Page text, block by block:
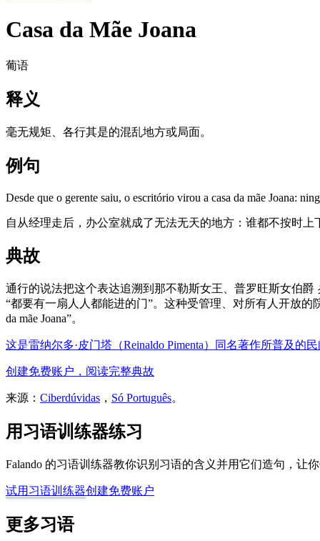
Casa da Mãe Joana
葡语
释义
毫无规矩、各行其是的混乱地方或局面。
例句
Desde que o gerente saiu, o escritório virou a casa da mãe Joana:
自从经理走后，办公室就成了无法无天的地方：谁都不按时上
典故
通行的说法把这个表达追溯到那不勒斯女王、普罗旺斯女伯爵
“都要有一扇人人都能进的门”。这种受管理、对所有人开放的
da mãe Joana”。
这是雷纳尔多·皮门塔（Reinaldo Pimenta）同名著作所普及
创建免费账户，阅读完整典故
来源： Ciberdúvidas ， Só Português。
用习语训练器练习
Falando 的习语训练器教你识别习语的含义并用它们造句，让
试用习语训练器创建免费账户
更多习语